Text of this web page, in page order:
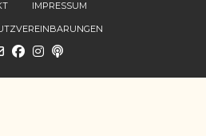
IMPRESSUM